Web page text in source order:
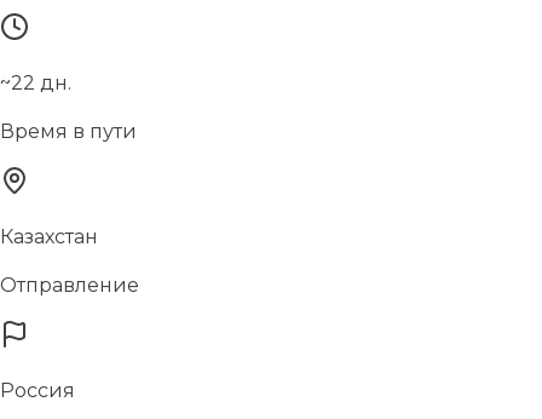
~22 дн.
Время в пути
Казахстан
Отправление
Россия